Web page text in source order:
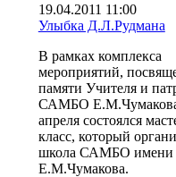
19.04.2011 11:00
Улыбка Д.Л.Рудмана
В рамках комплекса
мероприятий,
памяти Учителя и
САМБО
апреля состоялся
класс, который
школа САМБО имени
Е.М.Чумакова.